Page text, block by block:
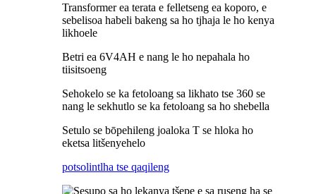
Transformer ea terata e felletseng ea koporo, e
sebelisoa habeli bakeng sa ho tjhaja le ho kenya
likhoele
Betri ea 6V4AH e nang le ho nepahala ho
tiisitsoeng
Sehokelo se ka fetoloang sa likhato tse 360 ​​se
nang le sekhutlo se ka fetoloang sa ho shebella
Setulo se bōpehileng joaloka T se hloka ho
eketsa litšenyehelo
potsolintlha tse qaqileng